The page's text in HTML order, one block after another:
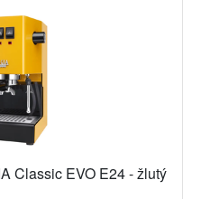
Classic EVO E24 - žlutý